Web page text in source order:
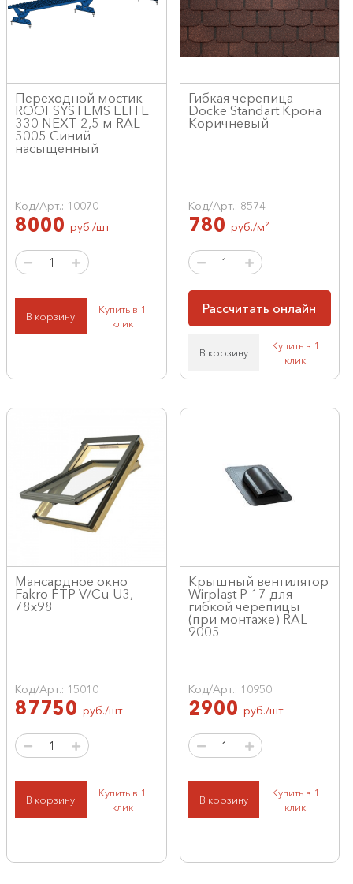
Переходной мостик
ROOFSYSTEMS ELITE
330 NEXT 2,5 м RAL
5005 Синий
насыщенный
Код/Арт.: 10070
8000 руб./шт
В корзину
Купить в 1
клик
Гибкая черепица
Docke Standart Крона
Коричневый
Код/Арт.: 8574
780 руб./м²
Рассчитать онлайн
В корзину
Купить в 1
клик
Мансардное окно
Fakro FTP-V/Cu U3,
78x98
Код/Арт.: 15010
87750 руб./шт
В корзину
Купить в 1
клик
Крышный вентилятор
Wirplast P-17 для
гибкой черепицы
(при монтаже) RAL
9005
Код/Арт.: 10950
2900 руб./шт
В корзину
Купить в 1
клик